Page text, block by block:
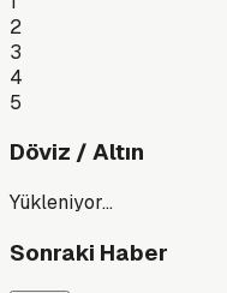
2
3
4
5
Döviz / Altın
Yükleniyor…
Sonraki Haber